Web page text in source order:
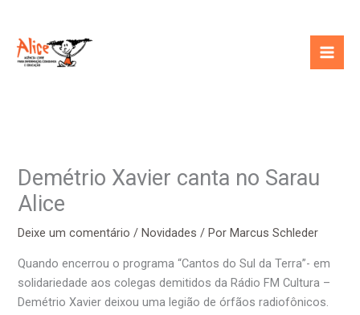
conteúdo
Demétrio Xavier canta no Sarau
Alice
Deixe um comentário /Novidades / PorMarcus Schleder
Quando encerrou o programa “Cantos do Sul da Terra”- em
solidariedade aos colegas demitidos da Rádio FM Cultura –
Demétrio Xavier deixou uma legião de órfãos radiofônicos.